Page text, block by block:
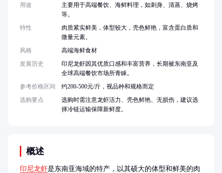
概述
印尼龙虾是东南亚海域的特产，以其硕大的体型和鲜美的肉
用途
主要用于高端餐饮、海鲜料理，如刺身、清蒸、烧烤
等。
特性
肉质紧实鲜美，体型较大，壳色鲜艳，富含蛋白质和
微量元素。
风格
高端海鲜食材
发展历史
印尼龙虾因其优质口感和丰富营养，长期被东南亚及
全球高端餐饮市场所青睐。
参考价格区间
约200-500元/斤，视品种和规格而定
选购要点
选购时需注意龙虾活力、壳色鲜艳、无损伤，建议选
择冷链运输保障新鲜度。